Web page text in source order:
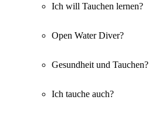
Ich will Tauchen lernen?
Open Water Diver?
Gesundheit und Tauchen?
Ich tauche auch?